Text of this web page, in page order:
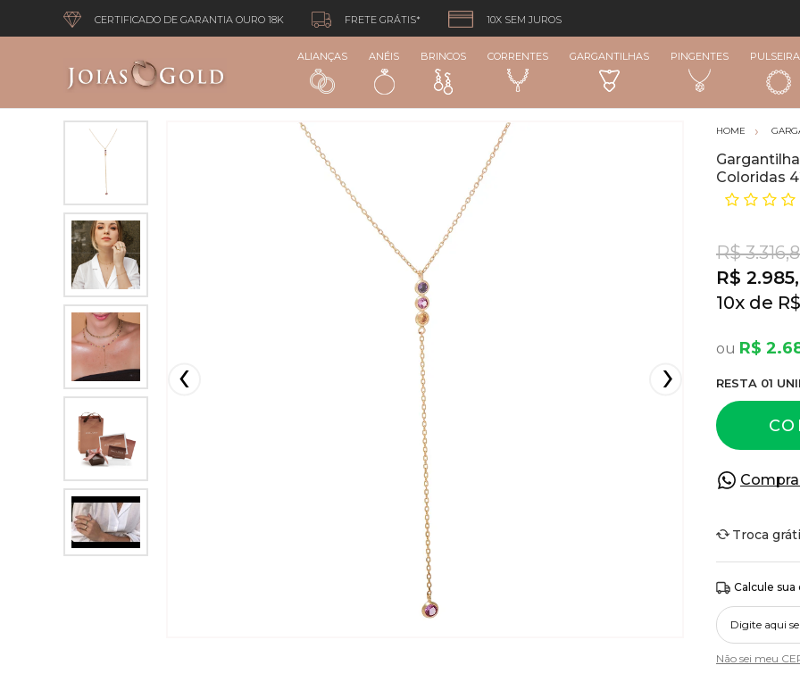
CERTIFICADO DE GARANTIA OURO 18K FRETE GRÁTIS* 10X SEM JUROS
ALIANÇAS ANÉIS BRINCOS CORRENTES GARGANTILHAS PINGENTES
Coloridas
R$
R$
10x
R$
RESTA 01
Troca
Calcule
Não sei meu